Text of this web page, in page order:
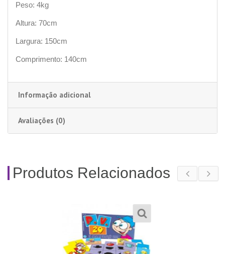
Peso: 4kg
Altura: 70cm
Largura: 150cm
Comprimento: 140cm
Informação adicional
Avaliações (0)
Produtos Relacionados